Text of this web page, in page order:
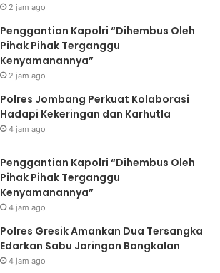
2 jam ago
Penggantian Kapolri “Dihembus Oleh
Pihak Pihak Terganggu
Kenyamanannya”
2 jam ago
Polres Jombang Perkuat Kolaborasi
Hadapi Kekeringan dan Karhutla
4 jam ago
Penggantian Kapolri “Dihembus Oleh
Pihak Pihak Terganggu
Kenyamanannya”
4 jam ago
Polres Gresik Amankan Dua Tersangka
Edarkan Sabu Jaringan Bangkalan
4 jam ago